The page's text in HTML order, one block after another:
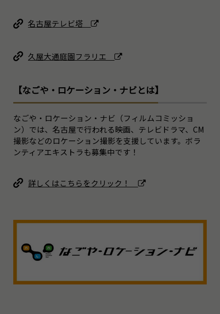
名古屋テレビ塔
久屋大通庭園フラリエ
【なごや・ロケーション・ナビとは】
なごや・ロケーション・ナビ（フィルムコミッショ
ン）では、名古屋で行われる映画、テレビドラマ、CM
撮影などのロケーション撮影を支援しています。ボラ
ンティアエキストラも募集中です！
詳しくはこちらをクリック！